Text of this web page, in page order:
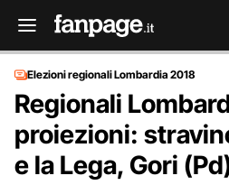
Elezioni regionali Lombardia 2018
Regionali
proiezioni:
e la Lega, Gori